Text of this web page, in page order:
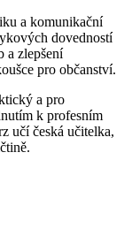
a komunikační
dovedností
a zlepšení
pro občanství.
a pro
k profesním
učí česká učitelka,